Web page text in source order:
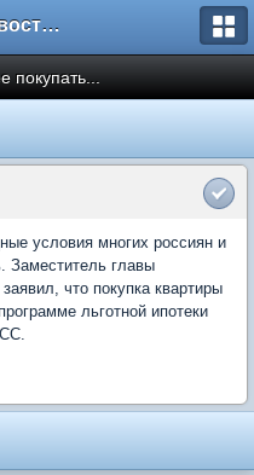
Форум Новостройки
покупать...
условия многих россиян и
Заместитель главы
что покупка квартиры
льготной ипотеки